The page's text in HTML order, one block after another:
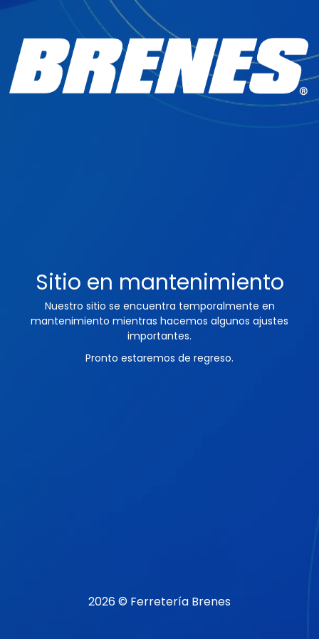
Sitio en mantenimiento
Nuestro sitio se encuentra temporalmente en
mantenimiento mientras hacemos algunos ajustes
importantes.
Pronto estaremos de regreso.
2026 © Ferretería Brenes